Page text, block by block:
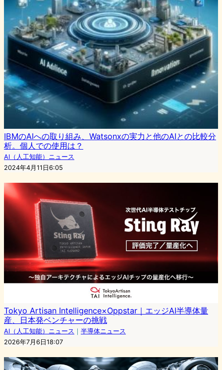
IBMのAIへの取り組み、Watsonxの実力と他のAIとの比較分
析。個人での使用は？
AI（人工知能）ニュース
2024年4月11日6:05
Tokyo Artisan Intelligence×Oppstar｜エッジAI半導体量
産、日本発ベンチャーの挑戦
AI（人工知能）ニュース ｜ 半導体ニュース
2026年7月6日18:07